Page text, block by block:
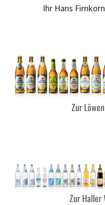
Ihr Hans
Zur
Zur Haller